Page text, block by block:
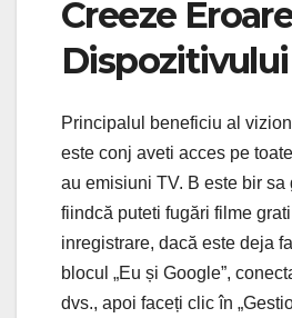
Creeze
Dispozitivului
Principalul beneficiu al
este conj aveti acces pe
au emisiuni TV. B este bir
fiindcă puteti fugări filme
inregistrare, dacă este deja
blocul „Eu și Google”,
dvs., apoi faceți clic în